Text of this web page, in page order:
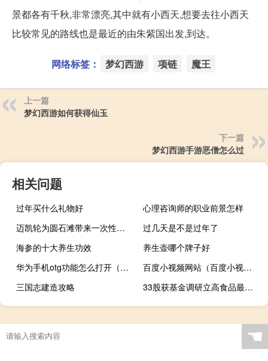
景都各有千秋,非常漂亮,其中就有小西天,想要去往小西天
比较常见的路线也是最近的由朱紫国出发,到达。
网络标签： 梦幻西游 项链 魔王
上一篇
梦幻西游如何获得仙玉
下一篇
梦幻西游手游恶僧怎么过
相关问题
过年买什么礼物好
心理咨询师的职业前景怎样
迈凯轮为圆石滩带来一次性紫色720S
过几天是不是过年了
海参的十大养生功效
养生壶哪个牌子好
华为手机otg功能怎么打开（手机otg功能是什么）
百度小视频网站（百度小视频）
三国志建造攻略
33股获基金调研立高食品最受关注
☚